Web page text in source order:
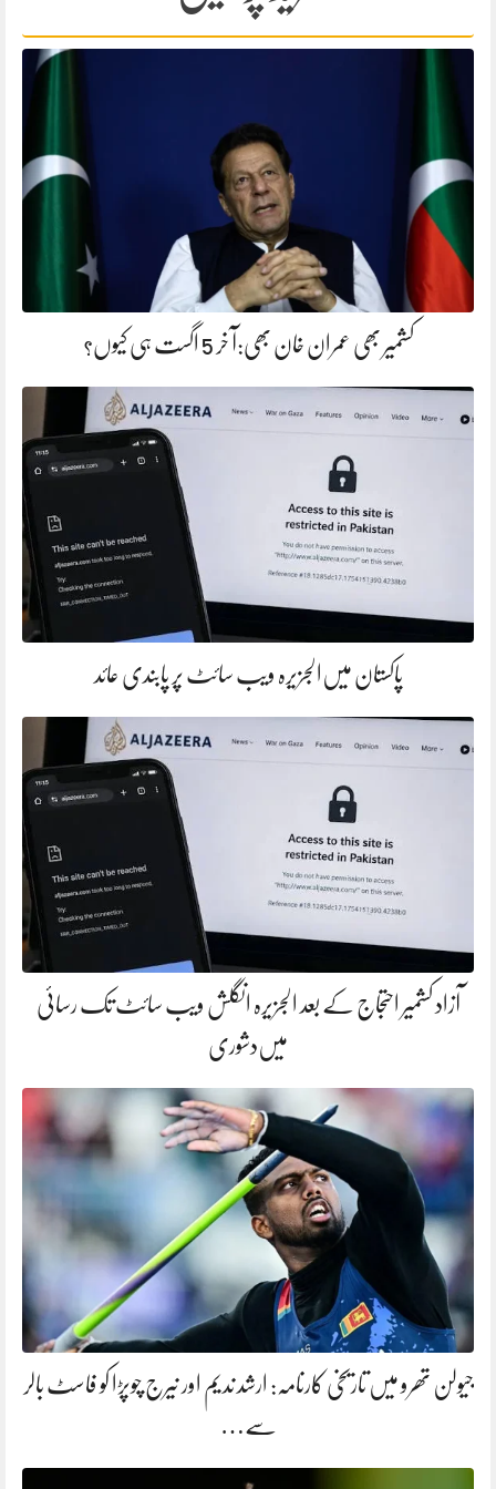
کشمیر بھی عمران خان بھی:آ خر 5 اگست ہی کیوں؟
پاکستان میں‌الجزیرہ ویب سائٹ پر پابندی عائد
آزاد کشمیر احتجاج کے بعد الجزیرہ انگلش ویب سائٹ تک رسائی
میں‌دشوری
جیولن تھرو میں تاریخی کارنامہ: ارشد ندیم اور نیرج چوپڑا کو فاسٹ بالر
سے…